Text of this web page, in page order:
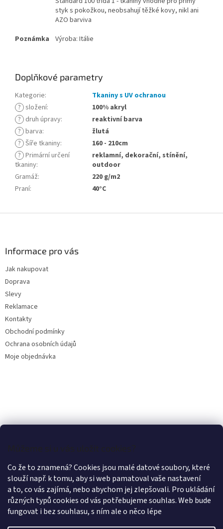
Můžeme si u vás uložit cookies?
Co že to znamená? Cookies jsou malé datové soubory, které
slouží např. k tomu, aby si web pamatoval vaše nastavení
a to, co vás zajímá, nebo abychom jej zlepšovali. Pro ukládání
různých typů cookies od vás potřebujeme souhlas. Web bude
fungovat i bez souhlasu, s ním ale o něco lépe
styk s pokožkou, neobsahují těžké kovy, nikl ani
AZO barviva
Poznámka
Výroba: Itálie
Doplňkové parametry
Kategorie:
Tkaniny s UV ochranou
? složení:
100% akryl
? druh úpravy:
reaktivní barva
? barva:
žlutá
? Šíře tkaniny:
160 - 210cm
? Primární určení
tkaniny:
reklamní, dekorační, stínění,
outdoor
Gramáž:
220 g/m2
Praní: 40°C
Informace pro vás
Jak nakupovat
Doprava
Slevy
Reklamace
Kontakty
Obchodní podmínky
Ochrana osobních údajů
Moje objednávka